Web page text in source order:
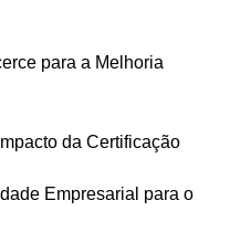
para a Melhoria
da Certificação
Empresarial para o